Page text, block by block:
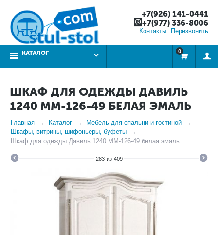
+7(926) 141-0441
+7(977) 336-8006
Контакты Перезвонить
КАТАЛОГ 0
ШКАФ ДЛЯ ОДЕЖДЫ ДАВИЛЬ
1240 ММ-126-49 БЕЛАЯ ЭМАЛЬ
Главная Каталог
Мебель для спальни и гостиной
Шкафы, витрины, шифоньеры, буфеты
Шкаф для одежды Давиль 1240 ММ-126-49 белая эмаль
283 из 409